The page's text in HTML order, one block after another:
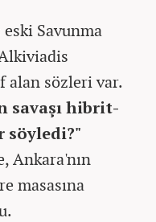
Savunma
alan sözleri var.
savaşı hibrit-
söyledi?"
Ankara'nın
masasına